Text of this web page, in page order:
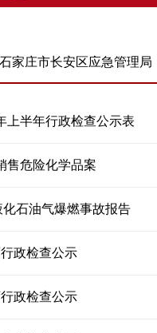
家庄市长安区应急管理局
上半年行政检查公示表
售危险化学品案
化石油气爆燃事故报告
政检查公示
政检查公示